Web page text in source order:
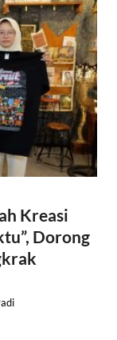
Kreasi
Dorong